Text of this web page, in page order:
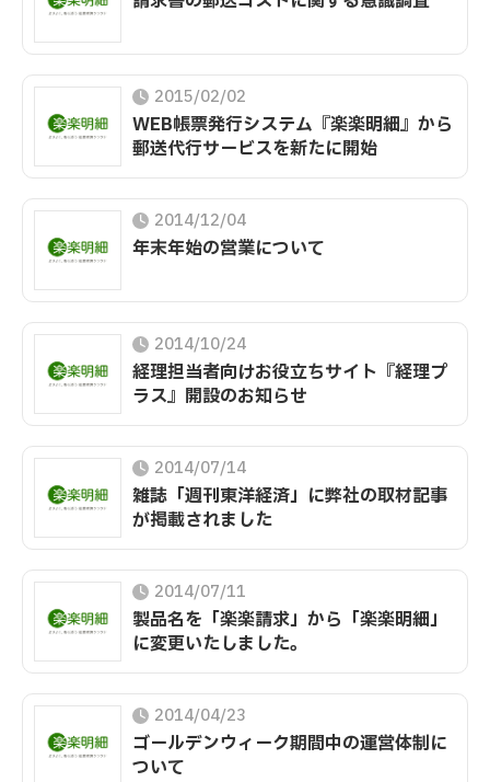
2015/02/02
WEB帳票発行システム『楽楽明細』から
郵送代行サービスを新たに開始
2014/12/04
年末年始の営業について
2014/10/24
経理担当者向けお役立ちサイト『経理プ
ラス』開設のお知らせ
2014/07/14
雑誌「週刊東洋経済」に弊社の取材記事
が掲載されました
2014/07/11
製品名を「楽楽請求」から「楽楽明細」
に変更いたしました。
2014/04/23
ゴールデンウィーク期間中の運営体制に
ついて